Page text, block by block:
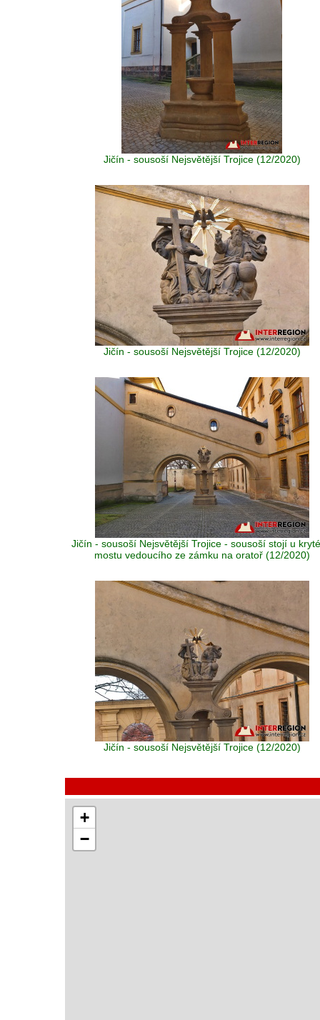
Jičín - sousoší Nejsvětější Trojice (12/2020)
Jičín - sousoší Nejsvětější Trojice (12/2020)
Jičín - sousoší Nejsvětější Trojice - sousoší stojí u
mostu vedoucího ze zámku na oratoř (12/2020)
Jičín - sousoší Nejsvětější Trojice (12/2020)
+
−